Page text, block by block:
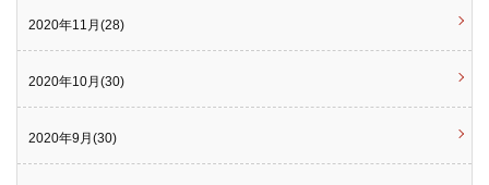
2020年11月(28)
2020年10月(30)
2020年9月(30)